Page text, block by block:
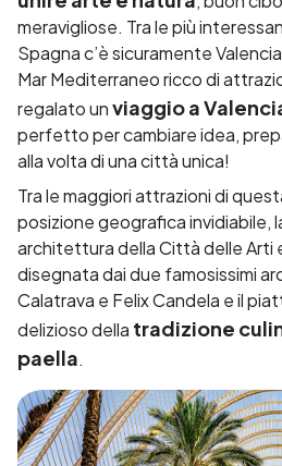
meravigliose. Tra le più
Spagna c’è sicuramenteValencia
Mar Mediterraneo ricco di
regalato unviaggio a
perfetto per cambiare idea,
alla volta di una città unica!
Tra le maggiori attrazioni di
posizione geografica invidiabile,
architettura della Città delle Arti
disegnata dai due famosissimi
Calatrava e Felix Candela e il
delizioso della tradizione
paella.